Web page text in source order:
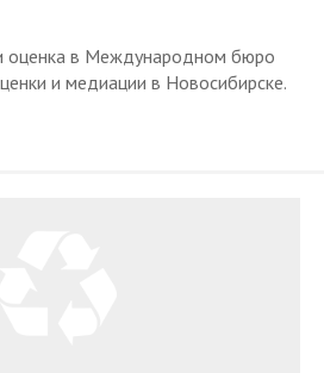
оценка в Международном бюро
и медиации в Новосибирске.